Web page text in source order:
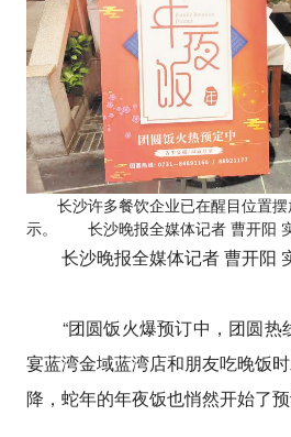
长沙许多餐饮企业已在醒目位置摆
示。 长沙晚报全媒体记者 曹开阳
长沙晚报全媒体记者 曹开阳
“团圆饭火爆预订中，团圆热
宴蓝湾金域蓝湾店和朋友吃晚饭
降，蛇年的年夜饭也悄然开始了预